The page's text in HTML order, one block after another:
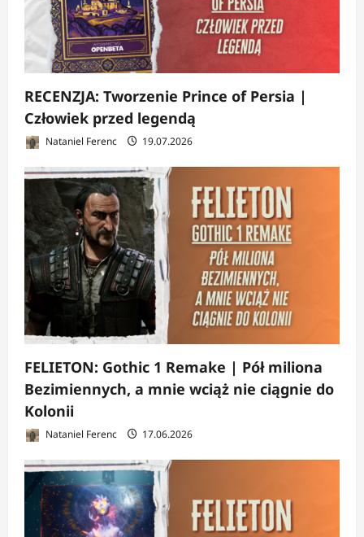
RECENZJA: Tworzenie Prince of Persia |
Człowiek przed legendą
Nataniel Ferenc 19.07.2026
FELIETON: Gothic 1 Remake | Pół miliona
Bezimiennych, a mnie wciąż nie ciągnie do
Kolonii
Nataniel Ferenc 17.06.2026